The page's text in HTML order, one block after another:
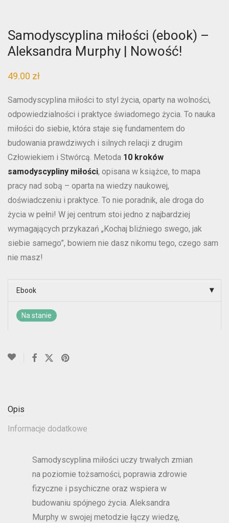
Samodyscyplina miłości (ebook) –
Aleksandra Murphy | Nowość!
49.00 zł
Samodyscyplina miłości to styl życia, oparty na wolności,
odpowiedzialności i praktyce świadomego życia. To nauka
miłości do siebie, która staje się fundamentem do
budowania prawdziwych i silnych relacji z drugim
Człowiekiem i Stwórcą. Metoda 10 kroków
samodyscypliny miłości, opisana w książce, to mapa
pracy nad sobą – oparta na wiedzy naukowej,
doświadczeniu i praktyce. To nie poradnik, ale droga do
życia w pełni! W jej centrum stoi jedno z najbardziej
wymagających przykazań „Kochaj bliźniego swego, jak
siebie samego”, bowiem nie dasz nikomu tego, czego sam
nie masz!
Ebook
Na stanie
Opis
Informacje dodatkowe
Samodyscyplina miłości uczy trwałych zmian
na poziomie tożsamości, poprawia zdrowie
fizyczne i psychiczne oraz wspiera w
budowaniu spójnego życia. Aleksandra
Murphy w swojej metodzie łączy wiedzę,